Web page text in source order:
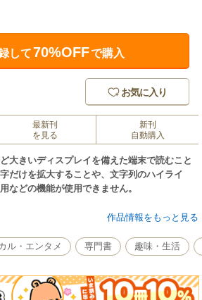
して70%OFFで購入
お気に入り
最新刊
を見る
新刊
自動購入
大きいディスプレイを備えた端末で読むこと
だけを拡大することや、文字列のハイライ
などの機能が使用できません。
真図鑑の決定版！ フィールドに出て実際に昆
上といわれますが、大型(5ｍｍ以上)で特別な探
で見られる昆虫を中心に、珍しい昆虫で人気
昆虫たちを識別しやすいよう、フィールドで
作品情報をもっと見る
ル・エンタメ 専門書 趣味・生活